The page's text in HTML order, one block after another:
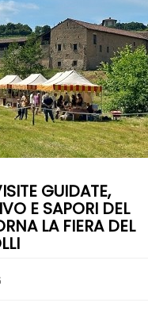
GUIDATE,
E SAPORI DEL
LA FIERA DEL